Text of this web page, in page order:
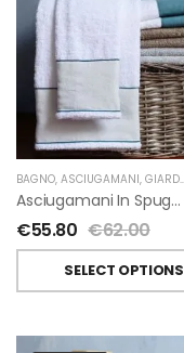
BAGNO, ASCIUGAMANI, GIARDINO SEGRETO
Asciugamani In Spugna E Lino Di Giardino Segreto
€55.80 €62.00
SELECT OPTIONS